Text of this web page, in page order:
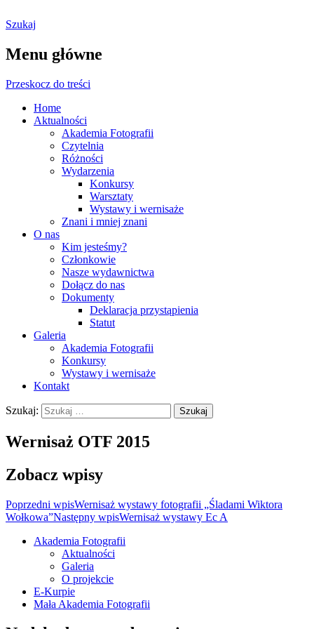
Ostrołęckie Towarzystwo
Fotograficzne
Szukaj
Menu główne
Przeskocz do treści
Home
Aktualności
Akademia Fotografii
Czytelnia
Różności
Wydarzenia
Konkursy
Warsztaty
Wystawy i wernisaże
Znani i mniej znani
O nas
Kim jesteśmy?
Członkowie
Nasze wydawnictwa
Dołącz do nas
Dokumenty
Deklaracja przystąpienia
Statut
Galeria
Akademia Fotografii
Konkursy
Wystawy i wernisaże
Kontakt
Szukaj:
Wernisaż OTF 2015
Zobacz wpisy
Poprzedni wpisWernisaż wystawy fotografii „Śladami Wiktora
Wołkowa”Następny wpisWernisaż wystawy Ec A
Oficjalna strona internetowa
Ostrołęckiego Towarzystwa
Fotograficznego
Akademia Fotografii
Aktualności
Galeria
O projekcie
E-Kurpie
Mała Akademia Fotografii